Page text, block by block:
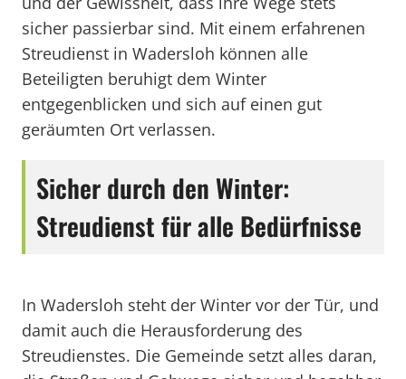
sicher passierbar sind. Mit einem erfahrenen
Streudienst in Wadersloh können alle
Beteiligten beruhigt dem Winter
entgegenblicken und sich auf einen gut
geräumten Ort verlassen.
Sicher durch den Winter:
Streudienst für alle Bedürfnisse
In Wadersloh steht der Winter vor der Tür, und
damit auch die Herausforderung des
Streudienstes. Die Gemeinde setzt alles daran,